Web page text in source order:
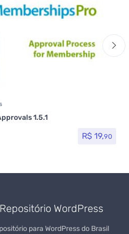
1.5.1
R$ 19,90
Repositório WordPress
para WordPress do Brasil